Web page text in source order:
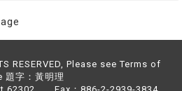
RESERVED, Please see Terms of
題字：黃明理